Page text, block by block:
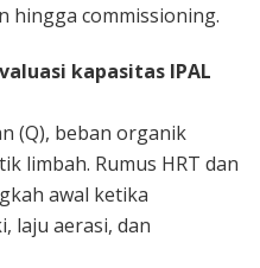
hingga commissioning.
kapasitas IPAL
(Q), beban organik
limbah. Rumus HRT dan
awal ketika
laju aerasi, dan